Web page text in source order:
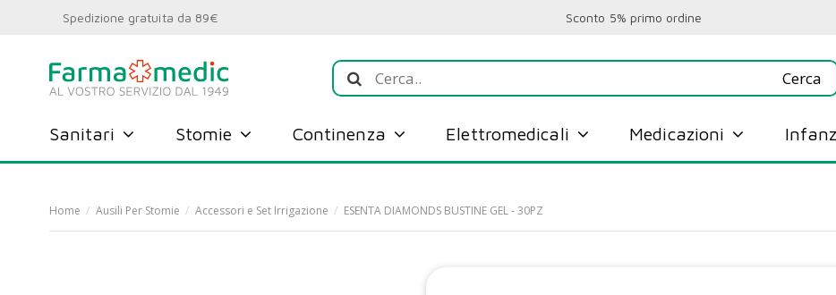
Spedizione gratuita da 89€ Sconto 5% primo ordine
Sanitari Stomie Continenza Elettromedicali Medicazioni
Home Ausili Per Stomie Accessori e Set Irrigazione ESENTA DIAMONDS BUSTINE GEL - 30PZ